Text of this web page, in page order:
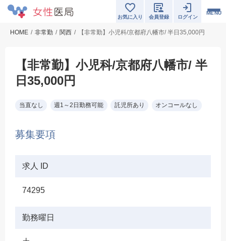
MENU
お気に入り 会員登録 ログイン
HOME 非常勤 関西 【非常勤】小児科/京都府八幡市/ 半日35,000円
【非常勤】小児科/京都府八幡市/ 半
日35,000円
当直なし 週1～2日勤務可能 託児所あり オンコールなし
募集要項
求人 ID
74295
勤務曜日